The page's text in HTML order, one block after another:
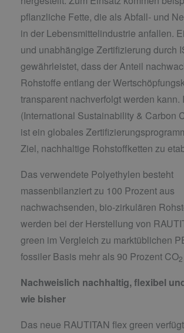
pflanzliche Fette, die als Abfall- und
in der Lebensmittelindustrie anfallen.
und unabhängige Zertifizierung durch
gewährleistet, dass der Anteil
Rohstoffe entlang der
transparent nachverfolgt werden kann.
(International Sustainability & Carbon
ist ein globales
Ziel, nachhaltige Rohstoffketten zu
Das verwendete Polyethylen besteht
massenbilanziert zu 100 Prozent aus
nachwachsenden, bio-zirkulären
werden bei der Herstellung von
green im Vergleich zu marktüblichen
fossiler Basis mehr als 90 Prozent CO2
Nachweislich nachhaltig, flexibel
wie bisher
Das neue RAUTITAN flex green